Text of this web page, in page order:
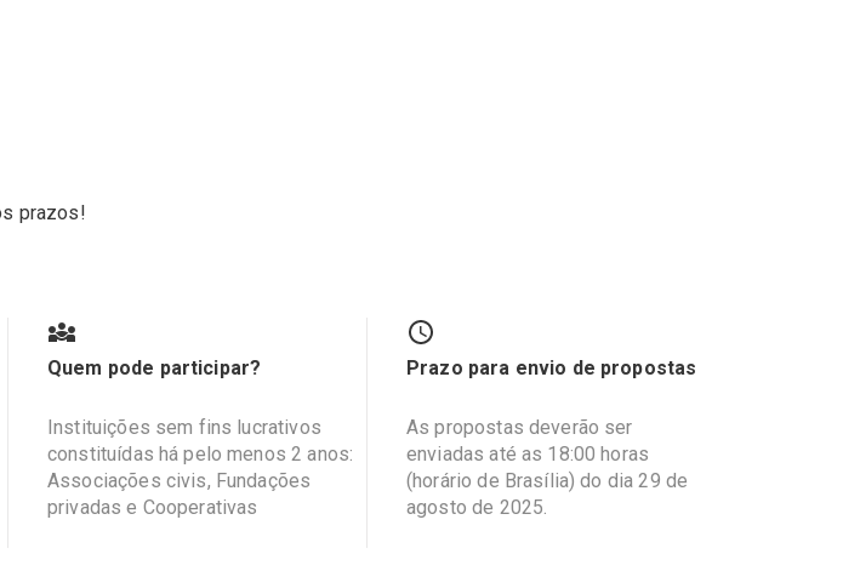
prazos!
Quem pode participar?
Instituições sem fins lucrativos
constituídas há pelo menos 2 anos:
Associações civis, Fundações
privadas e Cooperativas
Prazo para envio de propostas
As propostas deverão ser
enviadas até as 18:00 horas
(horário de Brasília) do dia 29 de
agosto de 2025.